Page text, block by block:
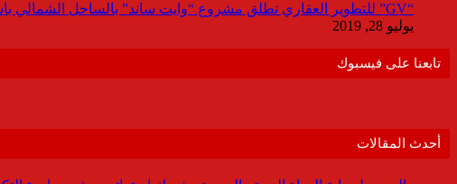
“GV” للتطوير العقاري تطلق مشروع “وايت ساند” بالساحل الشمالي باستثمارات 9مليار جنيه
يوليو 28, 2019
تابعنا على فيسبوك
أحدث المقالات